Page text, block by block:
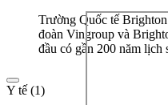
Trường Quốc tế
đoàn Vingroup và
đầu có gần 200 năm
Y tế (1)